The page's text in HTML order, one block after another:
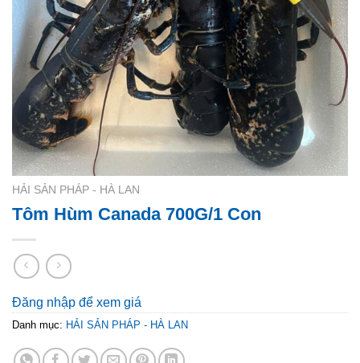
HẢI SẢN PHÁP - HÀ LAN
Tôm Hùm Canada 700G/1 Con
Đăng nhập để xem giá
Danh mục: HẢI SẢN PHÁP - HÀ LAN